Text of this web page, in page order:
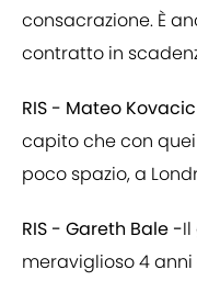
consacrazione. È
contratto in
RIS - Mateo
capito che con
poco spazio, a
RIS - Gareth Bale -
meraviglioso 4